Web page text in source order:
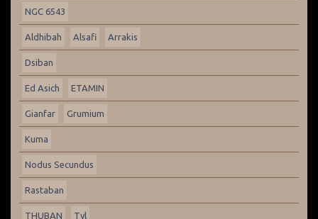
NGC 6543
Aldhibah Alsafi Arrakis
Dsiban
Ed Asich ETAMIN
Gianfar Grumium
Kuma
Nodus Secundus
Rastaban
THUBAN Tyl